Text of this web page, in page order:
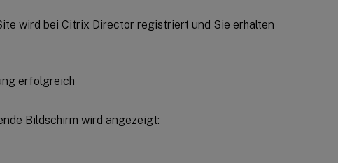
wird bei Citrix Director registriert und Sie erhalten
Bildschirm wird angezeigt: